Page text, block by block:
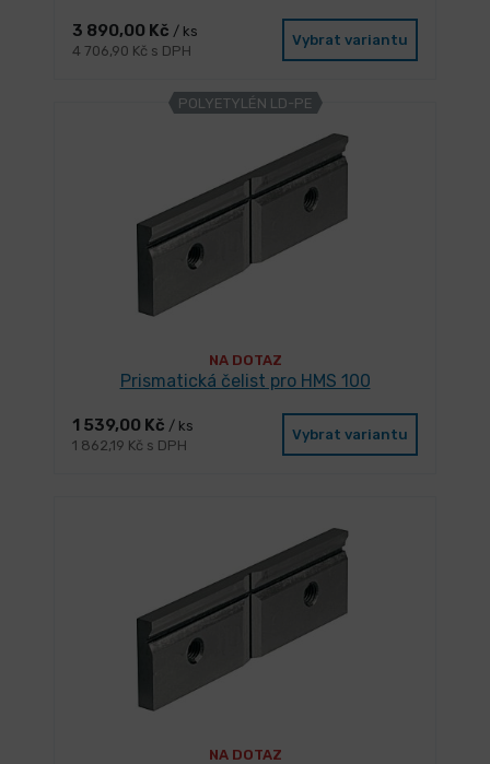
3 890,00 Kč / ks
4 706,90 Kč s DPH
Vybrat variantu
POLYETYLÉN LD-PE
NA DOTAZ
Prismatická čelist pro HMS 100
1 539,00 Kč / ks
1 862,19 Kč s DPH
Vybrat variantu
NA DOTAZ